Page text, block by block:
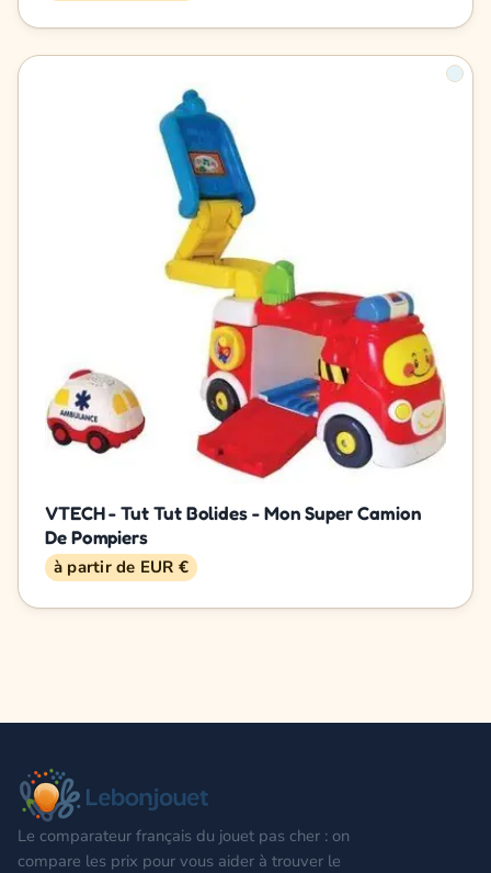
VTECH - Tut Tut Bolides - Mon Super Camion
De Pompiers
à partir de EUR €
Le comparateur français du jouet pas cher : on
compare les prix pour vous aider à trouver le